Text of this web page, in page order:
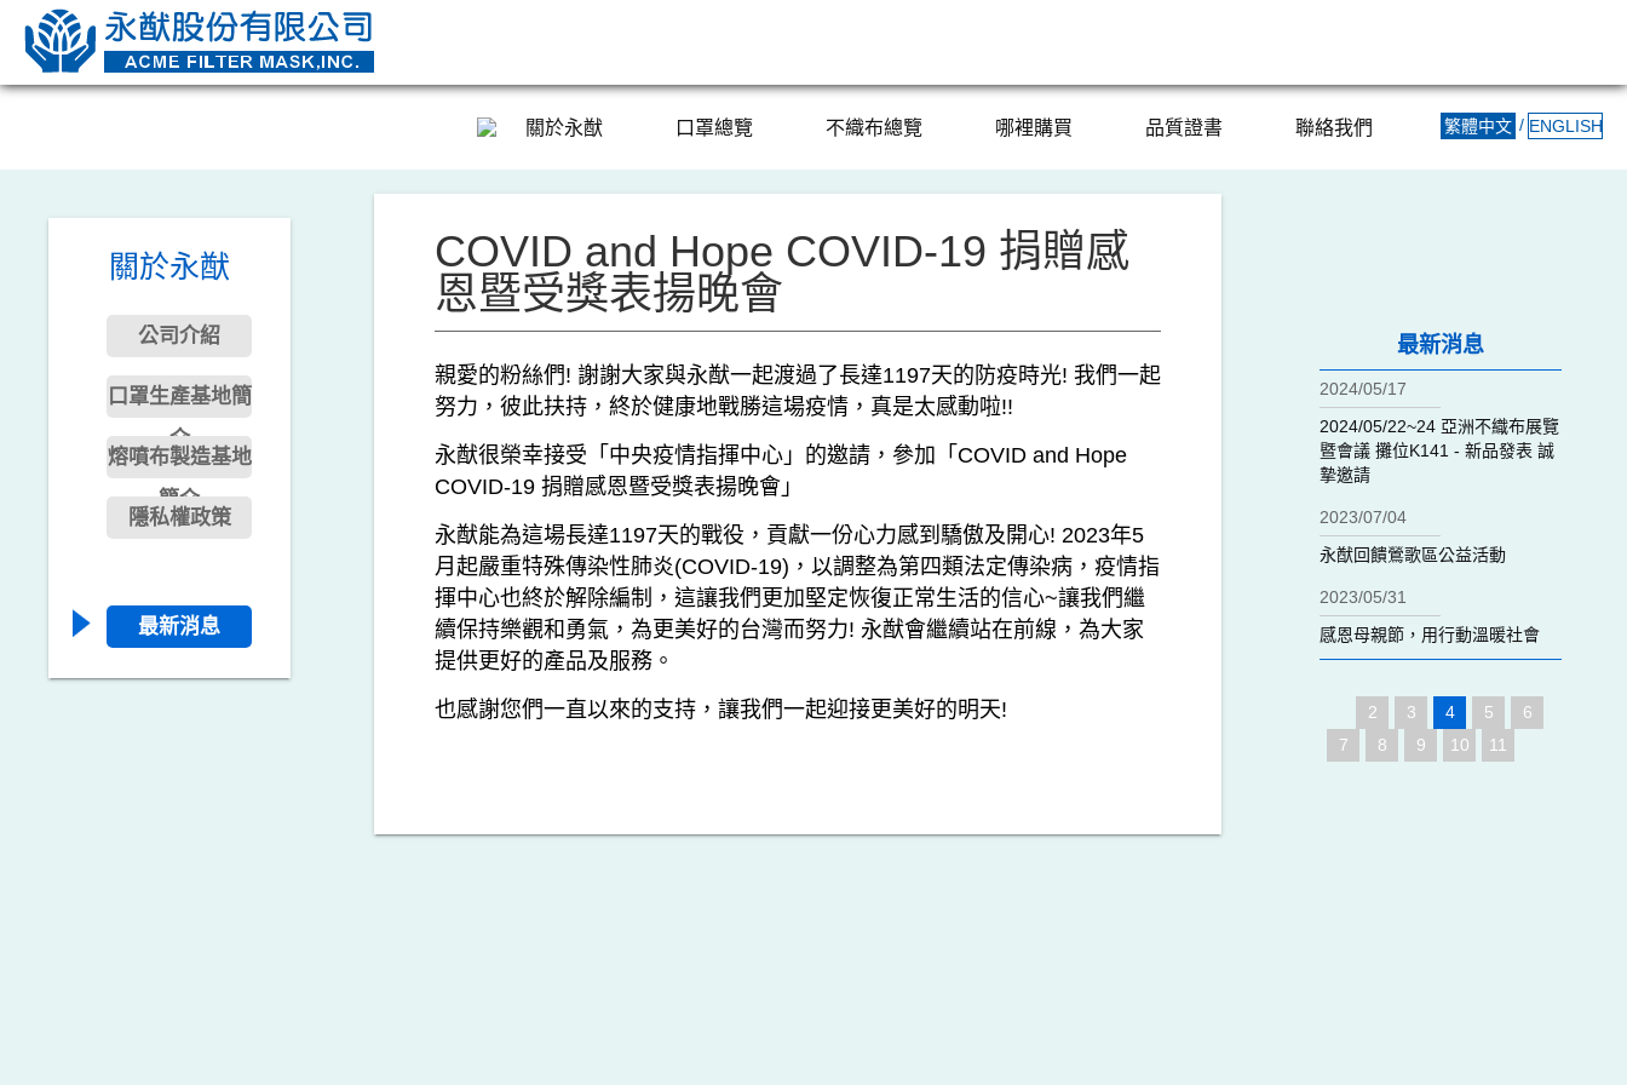
關於永猷 口罩總覽 不織布總覽 哪裡購買 品質證書 聯絡我們 ENGLISH
/
繁體中文
關於永猷
公司介紹
口罩生產基地簡
介
熔噴布製造基地
簡介
隱私權政策
最新消息
COVID and Hope COVID-19 捐贈感
恩暨受獎表揚晚會
親愛的粉絲們! 謝謝大家與永猷一起渡過了長達1197天的防疫時光! 我們一起
努力，彼此扶持，終於健康地戰勝這場疫情，真是太感動啦!!
永猷很榮幸接受「中央疫情指揮中心」的邀請，參加「COVID and Hope
COVID-19 捐贈感恩暨受獎表揚晚會」
永猷能為這場長達1197天的戰役，貢獻一份心力感到驕傲及開心! 2023年5
月起嚴重特殊傳染性肺炎(COVID-19)，以調整為第四類法定傳染病，疫情指
揮中心也終於解除編制，這讓我們更加堅定恢復正常生活的信心~讓我們繼
續保持樂觀和勇氣，為更美好的台灣而努力! 永猷會繼續站在前線，為大家
提供更好的產品及服務。
也感謝您們一直以來的支持，讓我們一起迎接更美好的明天!
最新消息
2024/05/17
2024/05/22~24 亞洲不織布展覽
暨會議 攤位K141 - 新品發表 誠
摯邀請
2023/07/04
永猷回饋鶯歌區公益活動
2023/05/31
感恩母親節，用行動溫暖社會
2 3 4 5
6
7
8 9 10 11